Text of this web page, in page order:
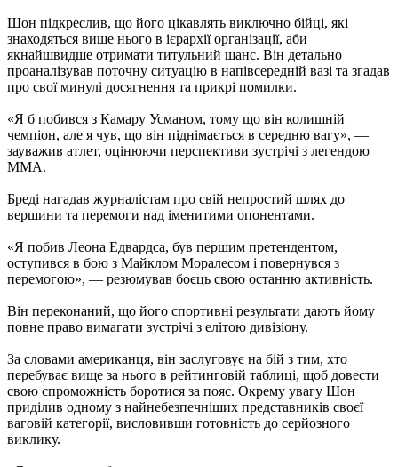
Шон підкреслив, що його цікавлять виключно бійці, які
знаходяться вище нього в ієрархії організації, аби
якнайшвидше отримати титульний шанс. Він детально
проаналізував поточну ситуацію в напівсередній вазі та згадав
про свої минулі досягнення та прикрі помилки.
«Я б побився з Камару Усманом, тому що він колишній
чемпіон, але я чув, що він піднімається в середню вагу», —
зауважив атлет, оцінюючи перспективи зустрічі з легендою
ММА.
Бреді нагадав журналістам про свій непростий шлях до
вершини та перемоги над іменитими опонентами.
«Я побив Леона Едвардса, був першим претендентом,
оступився в бою з Майклом Моралесом і повернувся з
перемогою», — резюмував боєць свою останню активність.
Він переконаний, що його спортивні результати дають йому
повне право вимагати зустрічі з елітою дивізіону.
За словами американця, він заслуговує на бій з тим, хто
перебуває вище за нього в рейтинговій таблиці, щоб довести
свою спроможність боротися за пояс. Окрему увагу Шон
приділив одному з найнебезпечніших представників своєї
ваговій категорії, висловивши готовність до серйозного
виклику.